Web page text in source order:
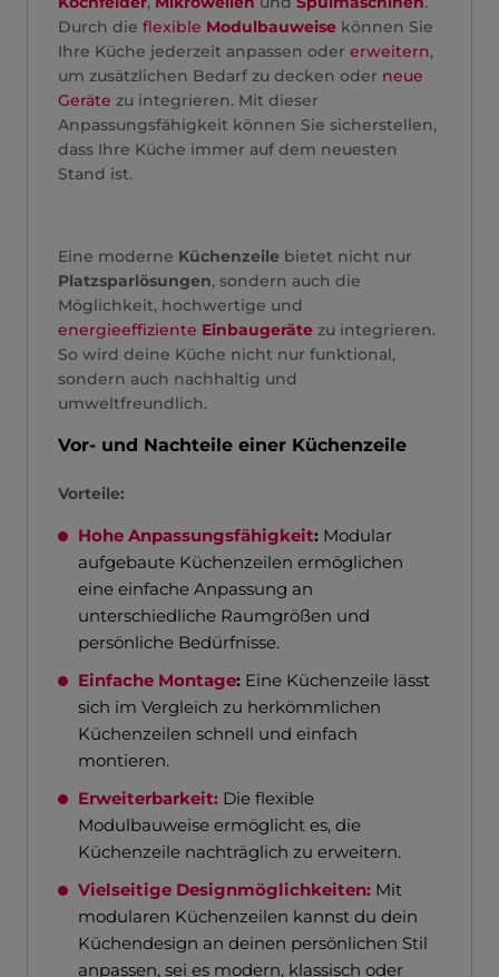
Durch die flexible Modulbauweise können Sie
Ihre Küche jederzeit anpassen oder erweitern,
um zusätzlichen Bedarf zu decken oder neue
Geräte zu integrieren. Mit dieser
Anpassungsfähigkeit können Sie sicherstellen,
dass Ihre Küche immer auf dem neuesten
Stand ist.
Eine moderne Küchenzeile bietet nicht nur
Platzsparlösungen, sondern auch die
Möglichkeit, hochwertige und
energieeffiziente Einbaugeräte zu integrieren.
So wird deine Küche nicht nur funktional,
sondern auch nachhaltig und
umweltfreundlich.
Vor- und Nachteile einer Küchenzeile
Vorteile:
Hohe Anpassungsfähigkeit: Modular
aufgebaute Küchenzeilen ermöglichen
eine einfache Anpassung an
unterschiedliche Raumgrößen und
persönliche Bedürfnisse.
Einfache Montage: Eine Küchenzeile lässt
sich im Vergleich zu herkömmlichen
Küchenzeilen schnell und einfach
montieren.
Erweiterbarkeit: Die flexible
Modulbauweise ermöglicht es, die
Küchenzeile nachträglich zu erweitern.
Vielseitige Designmöglichkeiten: Mit
modularen Küchenzeilen kannst du dein
Küchendesign an deinen persönlichen Stil
anpassen, sei es modern, klassisch oder